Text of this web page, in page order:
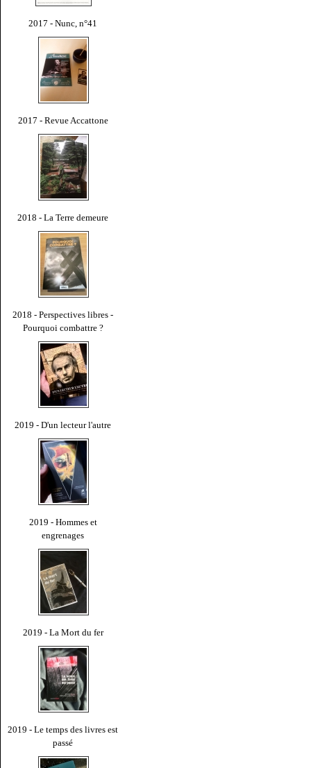
2017 - Nunc, n°41
2017 - Revue Accattone
2018 - La Terre demeure
2018 - Perspectives libres -
Pourquoi combattre ?
2019 - D'un lecteur l'autre
2019 - Hommes et
engrenages
2019 - La Mort du fer
2019 - Le temps des livres est
passé